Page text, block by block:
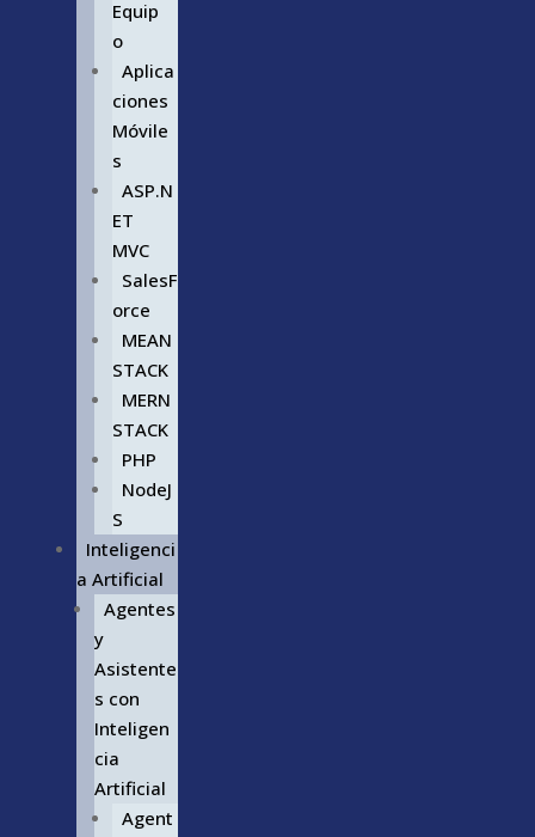
Equip
o
Aplica
ciones
Móvile
s
ASP.N
ET
MVC
SalesF
orce
MEAN
STACK
MERN
STACK
PHP
NodeJ
S
Inteligenci
a Artificial
Agentes
y
Asistente
s con
Inteligen
cia
Artificial
Agent